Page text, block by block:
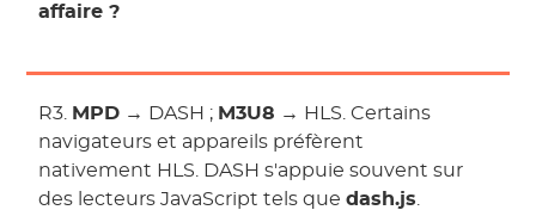
affaire ?
R3. MPD → DASH ; M3U8 → HLS. Certains
navigateurs et appareils préfèrent
nativement HLS. DASH s'appuie souvent sur
des lecteurs JavaScript tels quedash.js